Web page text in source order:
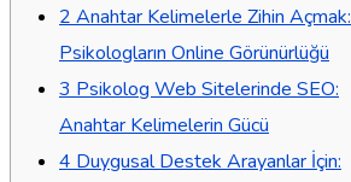
2 Anahtar Kelimelerle Zihin Açmak:
Psikologların Online Görünürlüğü
3 Psikolog Web Sitelerinde SEO:
Anahtar Kelimelerin Gücü
4 Duygusal Destek Arayanlar İçin: